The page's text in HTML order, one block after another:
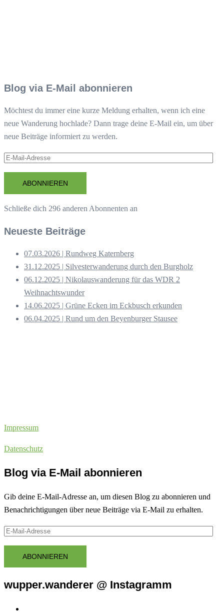
Blog via E-Mail abonnieren
Möchtest du immer eine kurze Meldung erhalten, wenn ich eine
neue Wanderung hochlade? Dann trage deine E-Mail ein, um über
neue Beiträge informiert zu werden.
E-
AdresseABONNIEREN
Schließe dich 296 anderen Abonnenten an
Neueste Beiträge
07.03.2026 | Rundweg Katernberg
31.12.2025 | Silvesterwanderung durch den Burgholz
06.12.2025 | Nikolauswanderung für das WDR 2
Weihnachtswunder
14.06.2025 | Grüne Ecken im Eckbusch erkunden
06.04.2025 | Rund um den Beyenburger Stausee
Impressum
Datenschutz
Blog via E-Mail abonnieren
Gib deine E-Mail-Adresse an, um diesen Blog zu abonnieren und
Benachrichtigungen über neue Beiträge via E-Mail zu erhalten.
E-
AdresseABONNIEREN
wupper.wanderer @ Instagramm